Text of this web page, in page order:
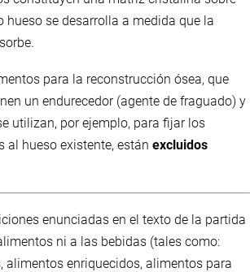
hueso se desarrolla a medida que la
para la reconstrucción ósea, que
un endurecedor (agente de fraguado) y
utilizan, por ejemplo, para fijar los
al hueso existente, están excluidos
enunciadas en el texto de la partida
ni a las bebidas (tales como:
alimentos enriquecidos, alimentos para